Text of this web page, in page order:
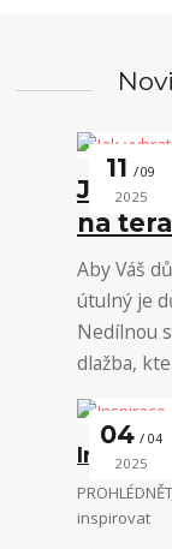
11 09
2025
Jak
na
Aby Váš
útulný je
Nedílnou
dlažba,
04 04
2025
inspirovat